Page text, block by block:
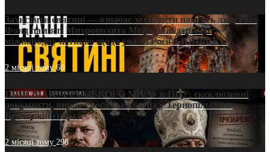
Захистити святині — означає захистити пам’ять людства:
Фонд пам’яті Митрополита Мефодія підтримує
міжнародну петицію щодо участі Росії в ЮНЕСКО
2 місяці тому60
ПРИСМАК «РУССЬКОГО МІРА» в ПЦУ: ексклюзивні
документи, вирок і російський слід у Тернопільсько-
Бучацькій єпархії
2 місяці тому 298